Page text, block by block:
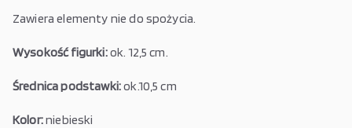
Zawiera elementy nie do spożycia.
Wysokość figurki:ok. 12,5 cm.
Średnica podstawki:ok.10,5 cm
Kolor:niebieski